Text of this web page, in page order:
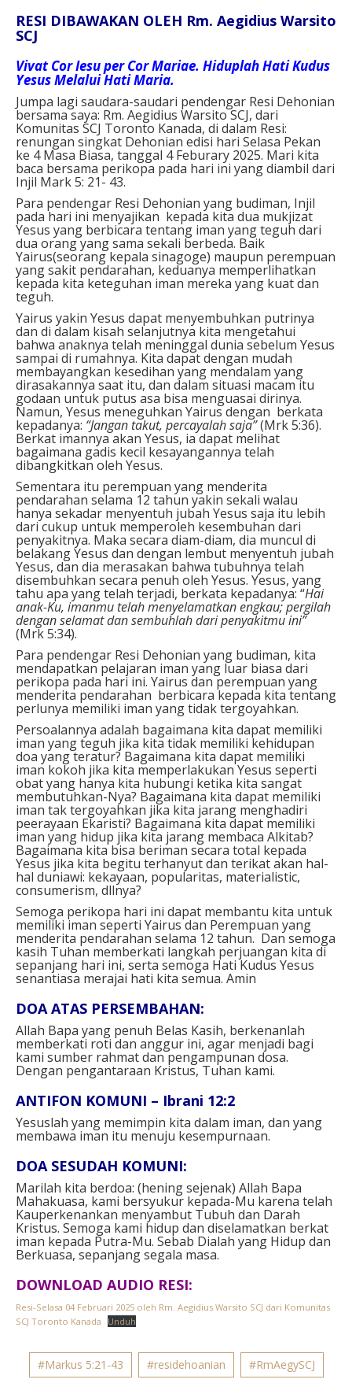
RESI DIBAWAKAN OLEH Rm. Aegidius Warsito
SCJ
Vivat Cor Iesu per Cor Mariae. Hiduplah Hati Kudus
Yesus Melalui Hati Maria.
Jumpa lagi saudara-saudari pendengar Resi Dehonian
bersama saya: Rm. Aegidius Warsito SCJ, dari
Komunitas SCJ Toronto Kanada, di dalam Resi:
renungan singkat Dehonian edisi hari Selasa Pekan
ke 4 Masa Biasa, tanggal 4 Feburary 2025. Mari kita
baca bersama perikopa pada hari ini yang diambil dari
Injil Mark 5: 21- 43.
Para pendengar Resi Dehonian yang budiman, Injil
pada hari ini menyajikan kepada kita dua mukjizat
Yesus yang berbicara tentang iman yang teguh dari
dua orang yang sama sekali berbeda. Baik
Yairus(seorang kepala sinagoge) maupun perempuan
yang sakit pendarahan, keduanya memperlihatkan
kepada kita keteguhan iman mereka yang kuat dan
teguh.
Yairus yakin Yesus dapat menyembuhkan putrinya
dan di dalam kisah selanjutnya kita mengetahui
bahwa anaknya telah meninggal dunia sebelum Yesus
sampai di rumahnya. Kita dapat dengan mudah
membayangkan kesedihan yang mendalam yang
dirasakannya saat itu, dan dalam situasi macam itu
godaan untuk putus asa bisa menguasai dirinya.
Namun, Yesus meneguhkan Yairus dengan berkata
kepadanya: “Jangan takut, percayalah saja”(Mrk 5:36).
Berkat imannya akan Yesus, ia dapat melihat
bagaimana gadis kecil kesayangannya telah
dibangkitkan oleh Yesus.
Sementara itu perempuan yang menderita
pendarahan selama 12 tahun yakin sekali walau
hanya sekadar menyentuh jubah Yesus saja itu lebih
dari cukup untuk memperoleh kesembuhan dari
penyakitnya. Maka secara diam-diam, dia muncul di
belakang Yesus dan dengan lembut menyentuh jubah
Yesus, dan dia merasakan bahwa tubuhnya telah
disembuhkan secara penuh oleh Yesus. Yesus, yang
tahu apa yang telah terjadi, berkata kepadanya: “Hai
anak-Ku, imanmu telah menyelamatkan engkau; pergilah
dengan selamat dan sembuhlah dari penyakitmu ini”
(Mrk 5:34).
Para pendengar Resi Dehonian yang budiman, kita
mendapatkan pelajaran iman yang luar biasa dari
perikopa pada hari ini. Yairus dan perempuan yang
menderita pendarahan berbicara kepada kita tentang
perlunya memiliki iman yang tidak tergoyahkan.
Persoalannya adalah bagaimana kita dapat memiliki
iman yang teguh jika kita tidak memiliki kehidupan
doa yang teratur? Bagaimana kita dapat memiliki
iman kokoh jika kita memperlakukan Yesus seperti
obat yang hanya kita hubungi ketika kita sangat
membutuhkan-Nya? Bagaimana kita dapat memiliki
iman tak tergoyahkan jika kita jarang menghadiri
peerayaan Ekaristi? Bagaimana kita dapat memiliki
iman yang hidup jika kita jarang membaca Alkitab?
Bagaimana kita bisa beriman secara total kepada
Yesus jika kita begitu terhanyut dan terikat akan hal-
hal duniawi: kekayaan, popularitas, materialistic,
consumerism, dllnya?
Semoga perikopa hari ini dapat membantu kita untuk
memiliki iman seperti Yairus dan Perempuan yang
menderita pendarahan selama 12 tahun. Dan semoga
kasih Tuhan memberkati langkah perjuangan kita di
sepanjang hari ini, serta semoga Hati Kudus Yesus
senantiasa merajai hati kita semua. Amin
DOA ATAS PERSEMBAHAN:
Allah Bapa yang penuh Belas Kasih, berkenanlah
memberkati roti dan anggur ini, agar menjadi bagi
kami sumber rahmat dan pengampunan dosa.
Dengan pengantaraan Kristus, Tuhan kami.
ANTIFON KOMUNI – Ibrani 12:2
Yesuslah yang memimpin kita dalam iman, dan yang
membawa iman itu menuju kesempurnaan.
DOA SESUDAH KOMUNI:
Marilah kita berdoa: (hening sejenak) Allah Bapa
Mahakuasa, kami bersyukur kepada-Mu karena telah
Kauperkenankan menyambut Tubuh dan Darah
Kristus. Semoga kami hidup dan diselamatkan berkat
iman kepada Putra-Mu. Sebab Dialah yang Hidup dan
Berkuasa, sepanjang segala masa.
DOWNLOAD AUDIO RESI:
Resi-Selasa 04 Februari 2025 oleh Rm. Aegidius Warsito SCJ dari Komunitas
SCJ Toronto Kanada
Unduh
#Markus 5:21-43 #residehoanian #RmAegySCJ